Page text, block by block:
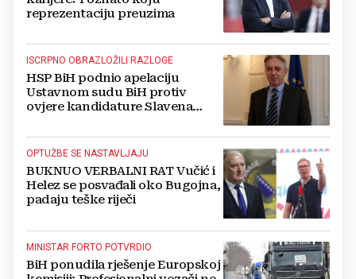
reprezentaciju preuzima
ISCRPNO OBRAZLOŽILI RAZLOGE
HSP BiH podnio apelaciju
Ustavnom sudu BiH protiv
ovjere kandidature Slavena
OPTUŽBE SE NASTAVLJAJU
BUKNUO VERBALNI RAT Vučić i
Helez se posvađali oko Bugojna,
padaju teške riječi
MINISTAR FORTO POTVRDIO
BiH ponudila rješenje Europskoj